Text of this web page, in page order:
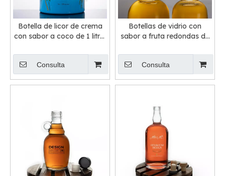
Botella de licor de crema
con sabor a coco de 1 litro,
Consulta
Botellas de vidrio con
sabor a fruta redondas de
Consulta